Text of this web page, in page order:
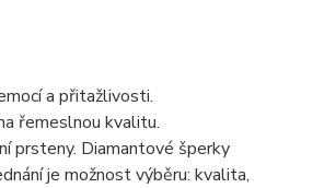
a přitažlivosti.
řemeslnou kvalitu.
prsteny. Diamantové šperky
je možnost výběru: kvalita,